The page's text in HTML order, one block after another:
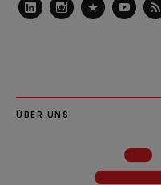
ÜBER UNS